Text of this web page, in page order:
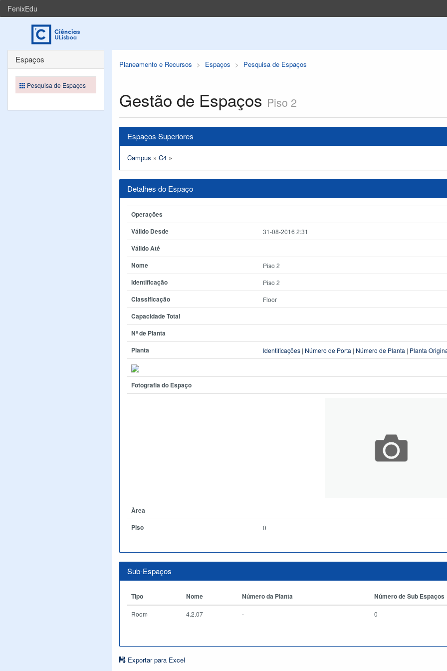
FenixEdu
Planeamento e Recursos Espaços Pesquisa de Espaços
Gestão de Espaços Piso 2
Espaços Superiores
Campus » C4 »
Detalhes do Espaço
Operações
Válido Desde
31-08-2016 2:31
Válido Até
Nome
Piso 2
Identificação Piso 2
Classificação Floor
Capacidade Total
Nº de Planta
Planta
Identificações | Número de Porta | Número de Planta | Planta
Fotografia do Espaço
Àrea
Piso
0
Sub-Espaços
Tipo Nome Número da Planta Número de Sub Espaços
Room 4.2.07 - 0
Exportar para Excel
Espaços
Pesquisa de Espaços